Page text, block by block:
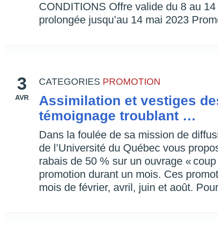
CONDITIONS Offre valide du 8 au
prolongée jusqu’au 14 mai 2023
3
AVR
CATEGORIES PROMOTION
Assimilation et vestiges
témoignage troublant …
Dans la foulée de sa mission de
de l’Université du Québec vous
rabais de 50 % sur un ouvrage «
promotion durant un mois. Ces
mois de février, avril, juin et août.